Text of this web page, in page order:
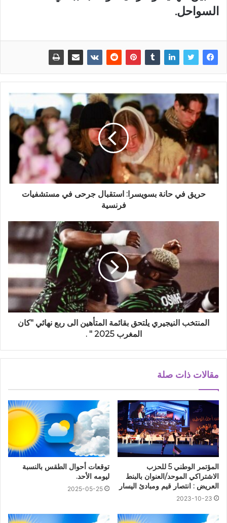
السواحل.
حريق في حانة بسويسرا: استقبال جرحى في مستشفيات
فرنسية
المنتخب النيجيري يلتحق بقائمة المتأهين الى ربع نهائي "كان
المغرب 2025 " .
مقالات ذات صلة
المؤتمر الوطني 5 للحزب
الاشتراكي الموحد/العنوان بالبنط
العريض : انتصار قيم ومبادئ اليسار
2023-10-23
توقعات أحوال الطقس بالنسبة
ليومه الأحد.
2025-05-25